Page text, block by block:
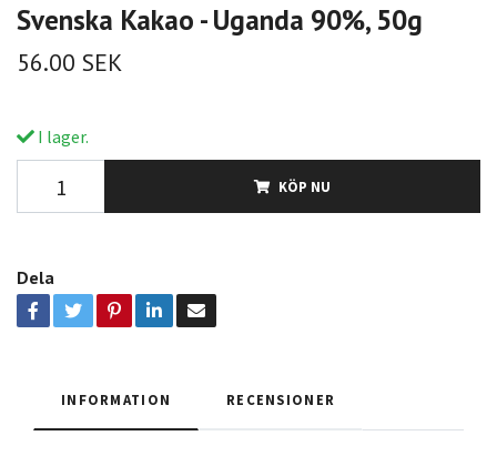
Svenska Kakao - Uganda 90%, 50g
56.00 SEK
I lager.
KÖP NU
Dela
INFORMATION RECENSIONER